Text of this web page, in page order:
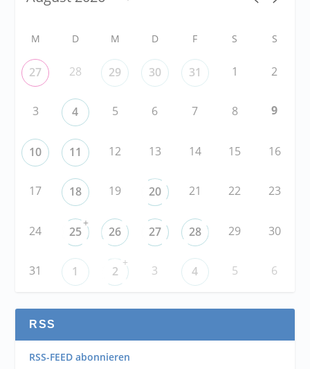
M D M D F S S
27 28 29 30 31 1 2
3 4 5 6 7 8 9
10 11 12 13 14 15 16
17 18 19 20 21 22 23
24 25
+
26 27 28 29 30
31 1 2
+
3 4 5 6
RSS
RSS-FEED abonnieren